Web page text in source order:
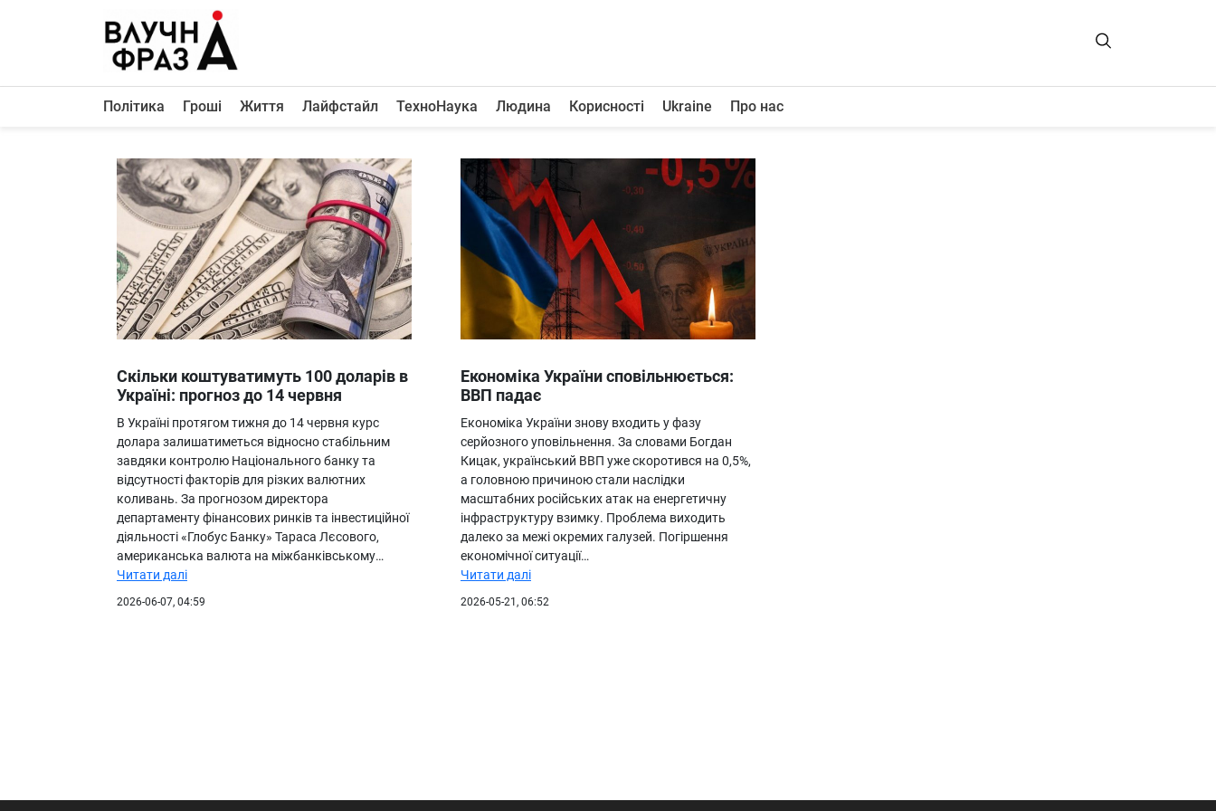
Політика
Життя
Лайфстайл
ТехноНаука
Людина
Корисності
Про нас
Політика Гроші Життя Лайфстайл ТехноНаука Людина Корисності Ukraine Про нас
Скільки коштуватимуть 100 доларів в
Україні: прогноз до 14 червня
В Україні протягом тижня до 14 червня курс
долара залишатиметься відносно стабільним
завдяки контролю Національного банку та
відсутності факторів для різких валютних
коливань. За прогнозом директора
департаменту фінансових ринків та інвестиційної
діяльності «Глобус Банку» Тараса Лєсового,
американська валюта на міжбанківському…
Читати далі
2026-06-07, 04:59
Економіка України сповільнюється:
ВВП падає
Економіка України знову входить у фазу
серйозного уповільнення. За словами Богдан
Кицак, український ВВП уже скоротився на 0,5%,
а головною причиною стали наслідки
масштабних російських атак на енергетичну
інфраструктуру взимку. Проблема виходить
далеко за межі окремих галузей. Погіршення
економічної ситуації…
Читати далі
2026-05-21, 06:52